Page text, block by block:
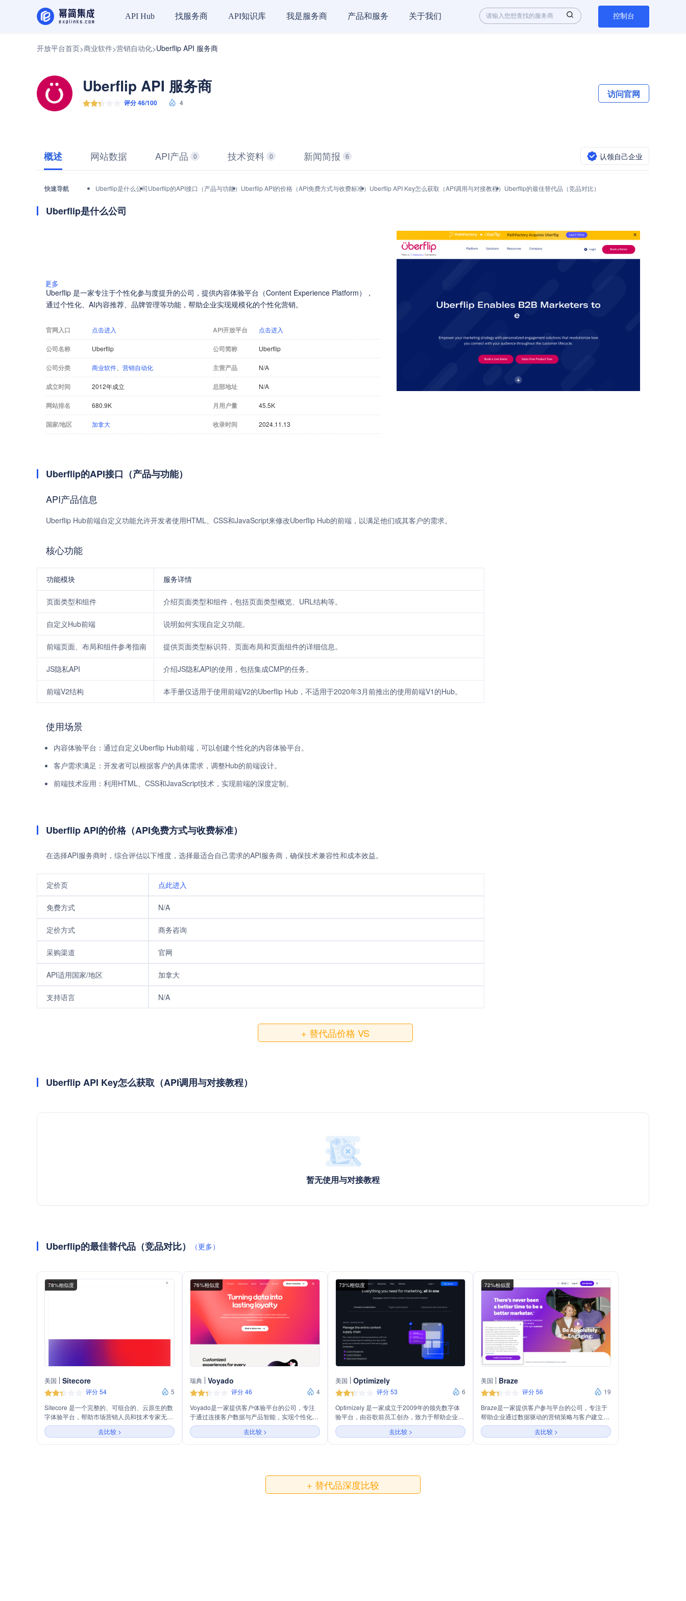
API Hub 找服务商 API知识库 我是服务商 产品和服务 关于我们 控制台
开放平台首页>商业软件>营销自动化>Uberflip API 服务商
Uberflip API 服务商
评分 46/100 4
访问官网
概述 网站数据 API产品 0 技术资料 0 新闻简报 6 认领自己企业
快速导航 Uberflip是什么公司Uberflip的API接口（产品与功能） Uberflip API的价格（API免费方式与收费标准） Uberflip API Key怎么获取（API调用与对接教程） Uberflip的最佳替代品（竞品对比）
Uberflip是什么公司
更多
Uberflip 是一家专注于个性化参与度提升的公司，提供内容体验平台（Content Experience Platform），
通过个性化、AI内容推荐、品牌管理等功能，帮助企业实现规模化的个性化营销。
官网入口 点击进入 API开放平台 点击进入
公司名称 Uberflip 公司简称 Uberflip
公司分类 商业软件 营销自动化 主营产品 N/A
成立时间 2012年成立 总部地址 N/A
网站排名 680.9K 月用户量 45.5K
国家/地区 加拿大 收录时间 2024.11.13
Uberflip的API接口（产品与功能）
API产品信息
Uberflip Hub前端自定义功能允许开发者使用HTML、CSS和JavaScript来修改Uberflip Hub的前端，以满足他们或其客户的需求。
核心功能
功能模块 服务详情
页面类型和组件 介绍页面类型和组件，包括页面类型概览、URL结构等。
自定义Hub前端 说明如何实现自定义功能。
前端页面、布局和组件参考指南 提供页面类型标识符、页面布局和页面组件的详细信息。
JS隐私API 介绍JS隐私API的使用，包括集成CMP的任务。
前端V2结构 本手册仅适用于使用前端V2的Uberflip Hub，不适用于2020年3月前推出的使用前端V1的Hub。
使用场景
内容体验平台：通过自定义Uberflip Hub前端，可以创建个性化的内容体验平台。
客户需求满足：开发者可以根据客户的具体需求，调整Hub的前端设计。
前端技术应用：利用HTML、CSS和JavaScript技术，实现前端的深度定制。
Uberflip API的价格（API免费方式与收费标准）
在选择API服务商时，综合评估以下维度，选择最适合自己需求的API服务商，确保技术兼容性和成本效益。
定价页 点此进入
免费方式 N/A
定价方式 商务咨询
采购渠道 官网
API适用国家/地区 加拿大
支持语言 N/A
+ 替代品价格 VS
Uberflip API Key怎么获取（API调用与对接教程）
暂无使用与对接教程
Uberflip的最佳替代品（竞品对比） （更多）
78%相似度
美国 Sitecore
评分 54
5
Sitecore 是一个完整的、可组合的、云原生的数
字体验平台，帮助市场营销人员和技术专家无缝
协作，快速取得成果。它提供了一系列产品和服
务，包括智能DXP、内容管理、全球内容管理、
无限商务、数据优化等，以实现个性化的电子商
去比较 >
76%相似度
瑞典 Voyado
评分 46
4
Voyado是一家提供客户体验平台的公司，专注
于通过连接客户数据与产品智能，实现个性化营
销、优化购物体验和持久的客户忠诚度。主要业
务包括多渠道营销和零售忠诚度解决方案、电子
商务产品发现引擎，以及全渠道客户参与策略。
去比较 >
73%相似度
美国 Optimizely
评分 53
6
Optimizely 是一家成立于2009年的领先数字体
验平台，由谷歌前员工创办，致力于帮助企业通
过数据驱动的优化提升客户体验。公司的使命是
为营销人员提供一个全面的操作系统，以快速创
建内容、自信地启动实验，并提供高质量的体
全球最成功的品牌。作为市场中的团队协作和集
成专家，Optimizely 与众多流行应用和工具集
去比较 >
72%相似度
美国 Braze
评分 56
19
Braze是一家提供客户参与平台的公司，专注于
帮助企业通过数据驱动的营销策略与客户建立更
紧密的联系。公司的产品包括Braze数据平台、
Sage AI by Braze™、旅程编排、跨渠道消息传
递等，旨在通过个性化体验和实时执行来提高客
去比较 >
+ 替代品深度比较